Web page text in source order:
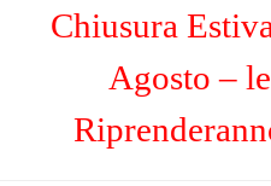
Chiusura
Agosto –